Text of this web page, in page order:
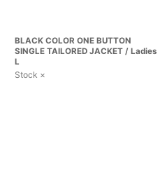
BLACK COLOR ONE BUTTON
SINGLE TAILORED JACKET / Ladies
L
Stock ×